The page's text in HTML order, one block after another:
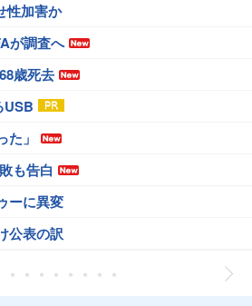
性加害か
が調査へ
歳死去
USB
」
も告白
ーに異変
公表の訳